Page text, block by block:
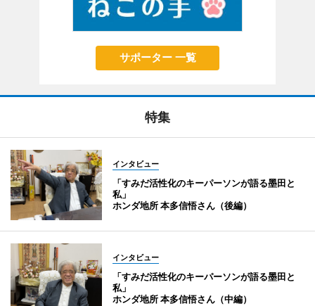
サポーター 一覧
特集
インタビュー
「すみだ活性化のキーパーソンが語る墨田と
私」
ホンダ地所 本多信悟さん（後編）
インタビュー
「すみだ活性化のキーパーソンが語る墨田と
私」
ホンダ地所 本多信悟さん（中編）